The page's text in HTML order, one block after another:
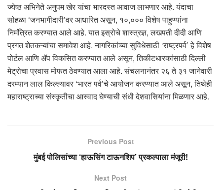
ज्येष्ठ अभिनेते अनुपम खेर यांचा भारदस्त आवाज लाभणार आहे. यंदाचा
सोहळा ‘जनभागीदारी’वर आधारित असून, १०,००० विशेष पाहुण्यांना
निमंत्रित करण्यात आले आहे. यात इस्रोचे शास्त्रज्ञ, लखपती दीदी आणि
प्रगत शेतकऱ्यांचा समावेश आहे. नागरिकांच्या सुविधेसाठी ‘राष्ट्रपर्व’ हे विशेष
पोर्टल आणि ॲप विकसित करण्यात आले असून, तिकीटधारकांसाठी दिल्ली
मेट्रोचा प्रवास मोफत ठेवण्यात आला आहे. संचलनानंतर २६ ते ३१ जानेवारी
दरम्यान लाल किल्ल्यावर ‘भारत पर्व’चे आयोजन करण्यात आले असून, तिथेही
महाराष्ट्राच्या संस्कृतीचा आस्वाद घेण्याची संधी देशवासियांना मिळणार आहे.
Previous Post
मुंबई पोलिसांच्या ‘हाऊसिंग टाऊनशिप’ प्रकल्पाला मंजूरी!
Next Post